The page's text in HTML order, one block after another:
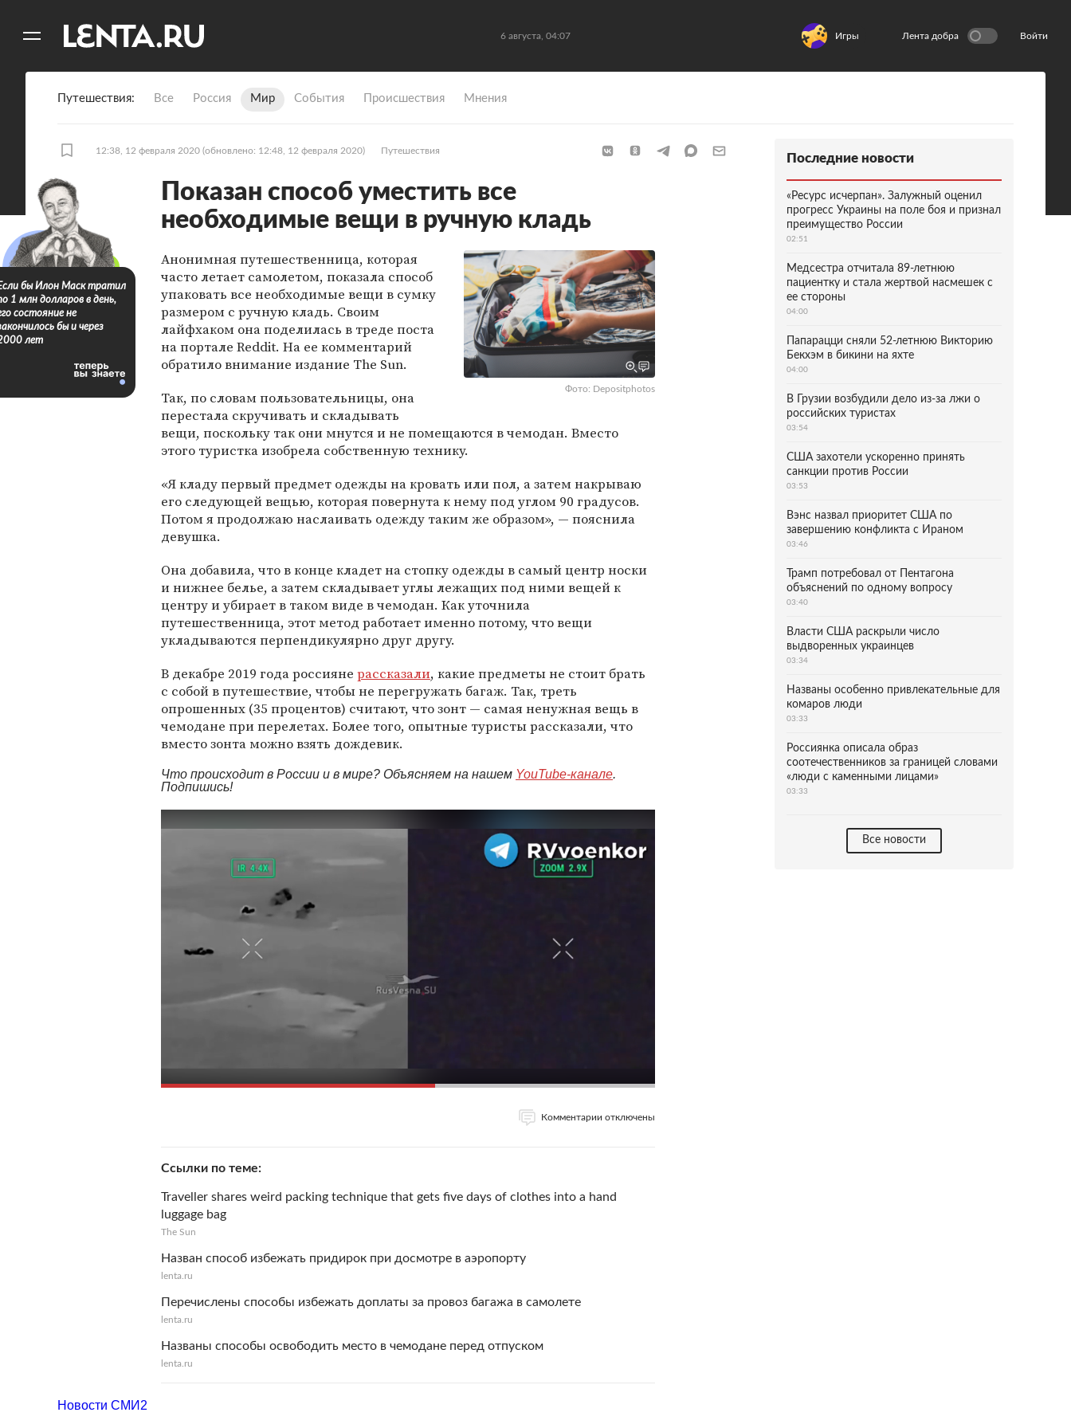
6 августа, 04:07 Игры Лента добра Войти
Путешествия Все Россия Мир События Происшествия Мнения
12:38, 12 февраля 2020 (обновлено: 12:48, 12 февраля 2020) Путешествия
Показан способ уместить все
необходимые вещи в ручную кладь
Фото: Depositphotos
Анонимная путешественница, которая
часто летает самолетом, показала способ
упаковать все необходимые вещи в сумку
размером с ручную кладь. Своим
лайфхаком она поделилась в треде поста
на портале Reddit. На ее комментарий
обратило внимание издание The Sun.
Так, по словам пользовательницы, она
перестала скручивать и складывать
вещи, поскольку так они мнутся и не помещаются в чемодан. Вместо
этого туристка изобрела собственную технику.
«Я кладу первый предмет одежды на кровать или пол, а затем накрываю
его следующей вещью, которая повернута к нему под углом 90 градусов.
Потом я продолжаю наслаивать одежду таким же образом», — пояснила
девушка.
Она добавила, что в конце кладет на стопку одежды в самый центр носки
и нижнее белье, а затем складывает углы лежащих под ними вещей к
центру и убирает в таком виде в чемодан. Как уточнила
путешественница, этот метод работает именно потому, что вещи
укладываются перпендикулярно друг другу.
В декабре 2019 года россияне рассказали, какие предметы не стоит брать
с собой в путешествие, чтобы не перегружать багаж. Так, треть
опрошенных (35 процентов) считают, что зонт — самая ненужная вещь в
чемодане при перелетах. Более того, опытные туристы рассказали, что
вместо зонта можно взять дождевик.
Что происходит в России и в мире? Объясняем на нашем YouTube-канале.
Подпишись!
Комментарии отключены
Ссылки по теме
Traveller shares weird packing technique that gets five days of clothes into a hand
luggage bag
The Sun
Назван способ избежать придирок при досмотре в аэропорту
lenta.ru
Перечислены способы избежать доплаты за провоз багажа в самолете
lenta.ru
Названы способы освободить место в чемодане перед отпуском
lenta.ru
бы Илон Маск тратил
1 млн долларов в день,
состояние не
бы и через
лет
Последние новости
«Ресурс исчерпан». Залужный оценил
прогресс Украины на поле боя и признал
преимущество России
02:51
Медсестра отчитала 89-летнюю
пациентку и стала жертвой насмешек с
ее стороны
04:00
Папарацци сняли 52-летнюю Викторию
Бекхэм в бикини на яхте
04:00
В Грузии возбудили дело из-за лжи о
российских туристах
03:54
США захотели ускоренно принять
санкции против России
03:53
Вэнс назвал приоритет США по
завершению конфликта с Ираном
03:46
Трамп потребовал от Пентагона
объяснений по одному вопросу
03:40
Власти США раскрыли число
выдворенных украинцев
03:34
Названы особенно привлекательные для
комаров люди
03:33
Россиянка описала образ
соотечественников за границей словами
«люди с каменными лицами»
03:33
Все новости
Новости СМИ2